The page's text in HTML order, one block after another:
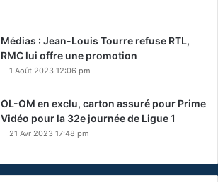
Médias : Jean-Louis Tourre refuse RTL,
RMC lui offre une promotion
1 Août 2023 12:06 pm
OL-OM en exclu, carton assuré pour Prime
Vidéo pour la 32e journée de Ligue 1
21 Avr 2023 17:48 pm